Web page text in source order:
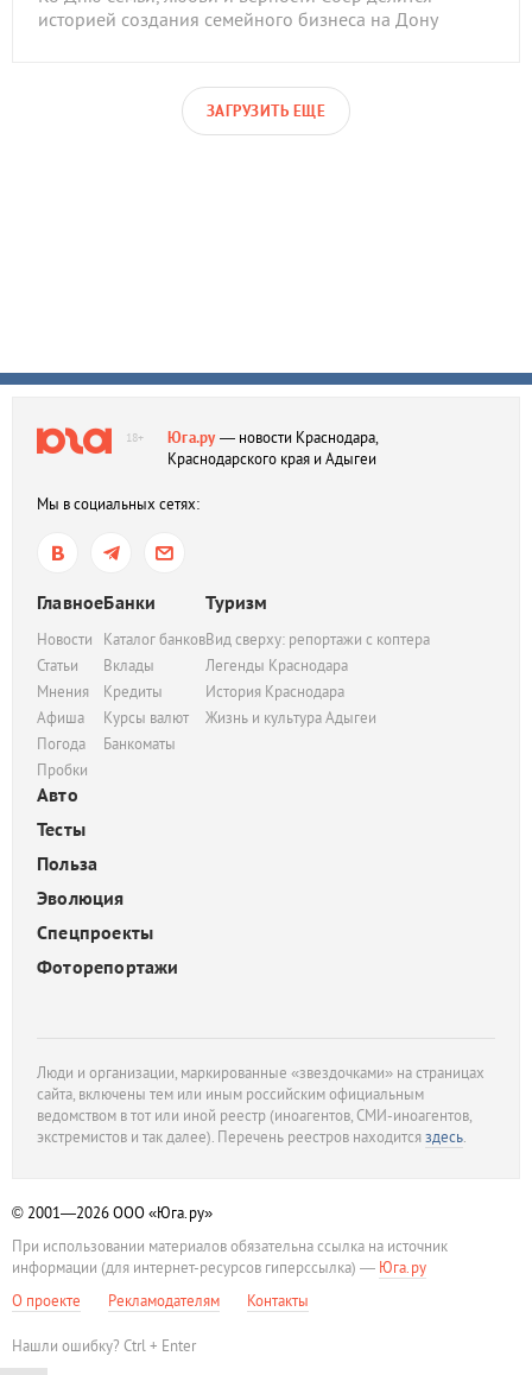
историей создания семейного бизнеса на Дону
ЗАГРУЗИТЬ ЕЩЕ
18+ Юга.ру— новости Краснодара,
Краснодарского края и Адыгеи
Мы в социальных сетях:
Главное
Новости
Статьи
Мнения
Афиша
Погода
Пробки
Банки
Каталог банков
Вклады
Кредиты
Курсы валют
Банкоматы
Туризм
Вид сверху: репортажи с коптера
Легенды Краснодара
История Краснодара
Жизнь и культура Адыгеи
Авто
Тесты
Польза
Эволюция
Спецпроекты
Фоторепортажи
Люди и организации, маркированные «звездочками» на страницах
сайта, включены тем или иным российским официальным
ведомством в тот или иной реестр (иноагентов, СМИ-иноагентов,
экстремистов и так далее). Перечень реестров находитсяздесь.
© 2001—2026ООО «Юга.ру»
При использовании материалов обязательна ссылка на источник
информации (для интернет-ресурсов гиперссылка) — Юга.ру
О проекте
Рекламодателям Контакты
Нашли ошибку? Ctrl + Enter